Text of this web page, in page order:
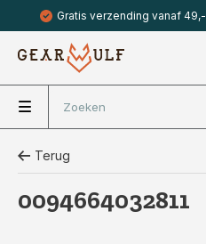
Gratis verzending vanaf 49,- (NL)
Terug
0094664032811